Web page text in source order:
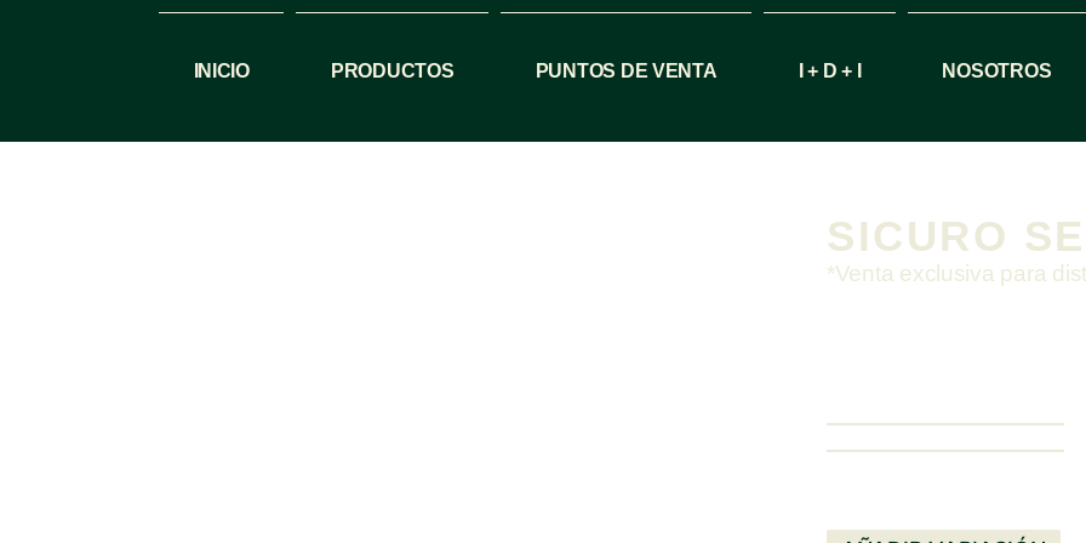
INICIO PRODUCTOS PUNTOS DE VENTA I + D + I NOSOTROS
SICURO
*Venta exclusiva para